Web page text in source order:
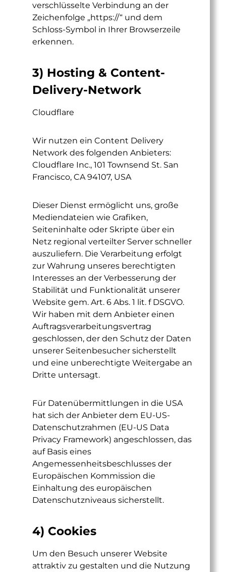
verschlüsselte Verbindung an der
Zeichenfolge „https://“ und dem
Schloss-Symbol in Ihrer Browserzeile
erkennen.
3) Hosting & Content-
Delivery-Network
Cloudflare
Wir nutzen ein Content Delivery
Network des folgenden Anbieters:
Cloudflare Inc., 101 Townsend St. San
Francisco, CA 94107, USA
Dieser Dienst ermöglicht uns, große
Mediendateien wie Grafiken,
Seiteninhalte oder Skripte über ein
Netz regional verteilter Server schneller
auszuliefern. Die Verarbeitung erfolgt
zur Wahrung unseres berechtigten
Interesses an der Verbesserung der
Stabilität und Funktionalität unserer
Website gem. Art. 6 Abs. 1 lit. f DSGVO.
Wir haben mit dem Anbieter einen
Auftragsverarbeitungsvertrag
geschlossen, der den Schutz der Daten
unserer Seitenbesucher sicherstellt
und eine unberechtigte Weitergabe an
Dritte untersagt.
Für Datenübermittlungen in die USA
hat sich der Anbieter dem EU-US-
Datenschutzrahmen (EU-US Data
Privacy Framework) angeschlossen, das
auf Basis eines
Angemessenheitsbeschlusses der
Europäischen Kommission die
Einhaltung des europäischen
Datenschutzniveaus sicherstellt.
4) Cookies
Um den Besuch unserer Website
attraktiv zu gestalten und die Nutzung